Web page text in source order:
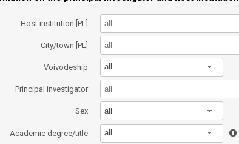
Host institution [PL]
City/town [PL]
Voivodeship all
Principal investigator
Sex all
Academic degree/title all